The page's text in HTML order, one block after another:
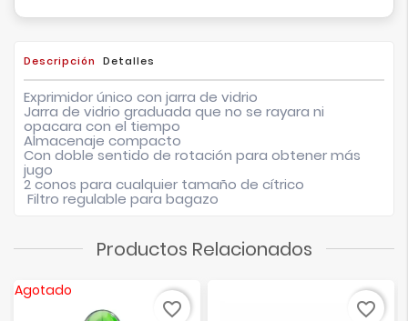
Descripción Detalles
Exprimidor único con jarra de vidrio
Jarra de vidrio graduada que no se rayara ni
opacara con el tiempo
Almacenaje compacto
Con doble sentido de rotación para obtener más
jugo
2 conos para cualquier tamaño de cítrico
Filtro regulable para bagazo
Productos Relacionados
Agotado
favorite_border favorite_border